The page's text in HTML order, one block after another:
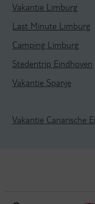
Vakantie Limburg
Last Minute Limburg
Camping Limburg
Stedentrip Eindhoven
Vakantie Spanje
Vakantie Canarische